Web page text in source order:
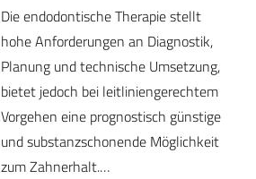
Die endodontische Therapie stellt
hohe Anforderungen an Diagnostik,
Planung und technische Umsetzung,
bietet jedoch bei leitliniengerechtem
Vorgehen eine prognostisch günstige
und substanzschonende Möglichkeit
zum Zahnerhalt.…